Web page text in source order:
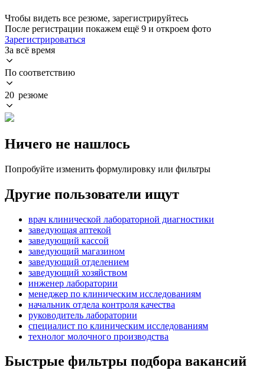
Чтобы видеть все резюме, зарегистрируйтесь
После регистрации покажем ещё 9 и откроем фото
Зарегистрироваться
За всё время
По соответствию
20 резюме
Ничего не нашлось
Попробуйте изменить формулировку или фильтры
Другие пользователи ищут
врач клинической лабораторной диагностики
заведующая аптекой
заведующий кассой
заведующий магазином
заведующий отделением
заведующий хозяйством
инженер лаборатории
менеджер по клиническим исследованиям
начальник отдела контроля качества
руководитель лаборатории
специалист по клиническим исследованиям
технолог молочного производства
Быстрые фильтры подбора вакансий